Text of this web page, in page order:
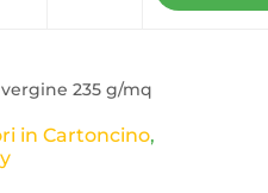
235 g/mq
in Cartoncino,